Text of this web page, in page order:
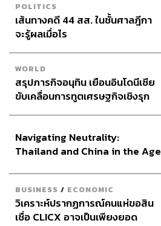
POLITICS
เส้นทางคดี 44 สส. ในชั้นศาลฎีกา
จะรู้ผลเมื่อไร
WORLD
สรุปภารกิจอนุทิน เยือนอินโดนีเซีย
ขับเคลื่อนการทูตเศรษฐกิจเชิงรุก
Navigating Neutrality:
Thailand and China in the Age
BUSINESS / ECONOMIC
วิเคราะห์ปรากฏการณ์คนแห่ขอสิน
เชื่อ CLICX อาจเป็นเพียงยอด